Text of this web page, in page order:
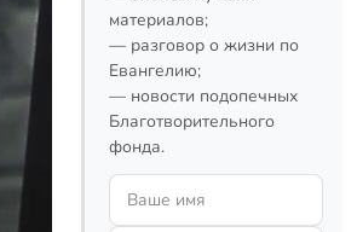
материалов;
— разговор о жизни по
Евангелию;
— новости подопечных
Благотворительного
фонда.